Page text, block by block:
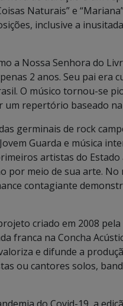
Naturais” e
inclusive a
a Nossa Senhora do
2 anos. Seu pai
O músico tornou-se
repertório baseado na
germinais de rock
Guarda e música
artistas do Estado
por meio de sua arte. No
contagiante
criado em 2008
franca na Concha
e difunde a
ou cantores solos,